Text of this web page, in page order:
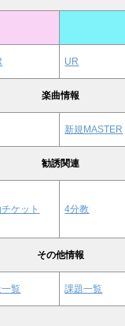
UR
楽曲情報
新規MASTER
勧誘関連
ケット 4分教
その他情報
覧 課題一覧